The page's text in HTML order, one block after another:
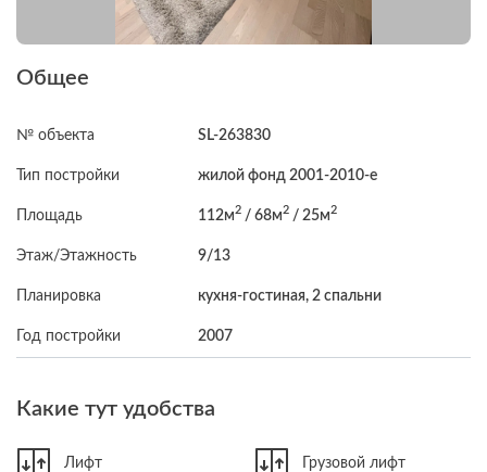
Общее
№ объекта SL-263830
Тип постройки жилой фонд 2001-2010-е
Площадь 112м2 / 68м2 / 25м2
Этаж/Этажность 9/13
Планировка кухня-гостиная, 2 спальни
Год постройки 2007
Какие тут удобства
Лифт Грузовой лифт